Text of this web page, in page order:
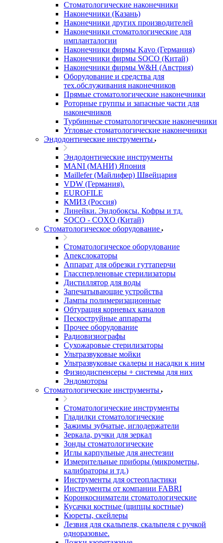
Стоматологические наконечники
Наконечники (Казань)
Наконечники других производителей
Наконечники стоматологические для
импланталогии
Наконечники фирмы Kavo (Германия)
Наконечники фирмы SOCO (Китай)
Наконечники фирмы W&H (Австрия)
Оборудование и средства для
тех.обслуживания наконечников
Прямые стоматологические наконечники
Роторные группы и запасные части для
наконечников
Турбинные стоматологические наконечники
Угловые стоматологические наконечники
Эндодонтические инструменты
Эндодонтические инструменты
MANI (МАНИ) Япония
Maillefer (Майлифер) Швейцария
VDW (Германия).
EUROFILE
КМИЗ (Россия)
Линейки. Эндобоксы. Кофры и тд.
SOCO - COXO (Китай)
Стоматологическое оборудование
Стоматологическое оборудование
Апекслокаторы
Аппарат для обрезки гуттаперчи
Глассперленовые стерилизаторы
Дистиллятор для воды
Запечатывающие устройства
Лампы полимеризационные
Обтурация корневых каналов
Пескоструйные аппараты
Прочее оборудование
Радиовизиографы
Сухожаровые стерилизаторы
Ультразвуковые мойки
Ультразвуковые скалеры и насадки к ним
Физиодиспенсеры + системы для них
Эндомоторы
Стоматологические инструменты
Стоматологические инструменты
Гладилки стоматологические
Зажимы зубчатые, иглодержатели
Зеркала, ручки для зеркал
Зонды стоматологические
Иглы карпульные для анестезии
Измерительные приборы (микрометры,
калибраторы и тд.)
Инструменты для остеопластики
Инструменты от компании FABRI
Коронкосниматели стоматологические
Кусачки костные (щипцы костные)
Кюреты, скейлеры
Лезвия для скальпеля, скальпеля с ручкой
одноразовые.